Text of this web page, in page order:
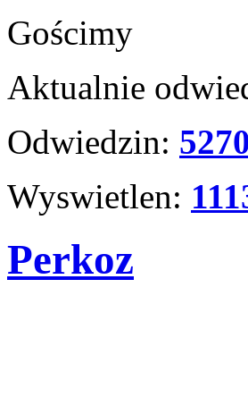
Gościmy
Aktualnie
Odwiedzin:
Wyswietlen:
Perkoz